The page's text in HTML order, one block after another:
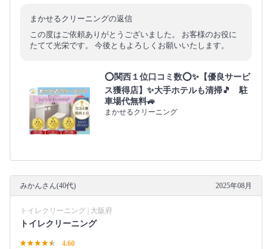
まかせるクリーニングの返信
この度はご依頼ありがとうございました。 お客様のお役に
たてて光栄です。 今後ともよろしくお願いいたします。
⭕関西１位口コミ数⭕✨【優良サービ
ス獲得店】✨大手ホテルも清掃🎵 駐
車場代無料🚙
まかせるクリーニング
みかんさん(40代) 2025年08月
トイレクリーニング | 大阪府
トイレクリーニング
4.60